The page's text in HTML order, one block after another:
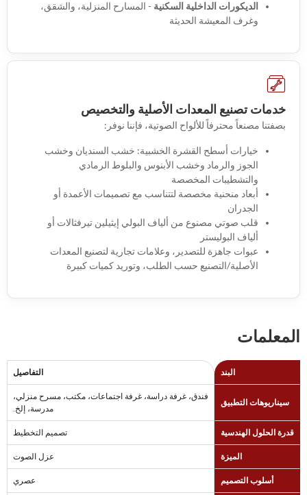
الديكورات الداخلية السكنية - المسارح المنزلية، والشقق،
وغرف المعيشة الحديثة
خدمات تصنيع المعدات الأصلية والتخصيص
بصفتنا مصنعاً محترفاً للألواح الصوتية، فإننا نوفر:
خيارات أسطح القشرة الخشبية: خشب السنديان وخشب
الجوز والرماد وخشب الأبنوس والبلوط الرمادي
والتشطيبات المخصصة
أبعاد منحنية مخصصة لتتناسب مع تصميمات الأعمدة أو
الجدران
قلب صوتي مصنوع من ألياف البولي إيثيلين تيرفثالات أو
ألياف البوليستر
عبوات جاهزة للتصدير، وعلامات تجارية لتصنيع المعدات
الأصلية/التصنيع حسب الطلب، وتوريد كميات كبيرة
المعلمات
البند التفاصيل
سيناريوهات التطبيق
فندق، غرفة دراسة، غرفة اجتماعات، مكتب، مسرح منزلي،
مدرسة، إلخ.
قدرة الحلول الهندسية تصميم التخطيط
الميزة عزل الصوت
أسلوب التصميم عصري